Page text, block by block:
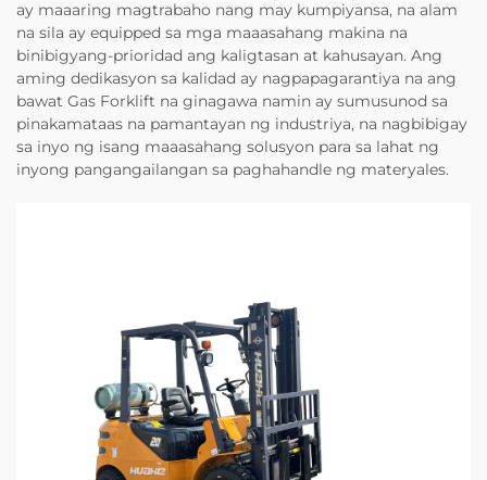
ay maaaring magtrabaho nang may kumpiyansa, na alam
na sila ay equipped sa mga maaasahang makina na
binibigyang-prioridad ang kaligtasan at kahusayan. Ang
aming dedikasyon sa kalidad ay nagpapagarantiya na ang
bawat Gas Forklift na ginagawa namin ay sumusunod sa
pinakamataas na pamantayan ng industriya, na nagbibigay
sa inyo ng isang maaasahang solusyon para sa lahat ng
inyong pangangailangan sa paghahandle ng materyales.